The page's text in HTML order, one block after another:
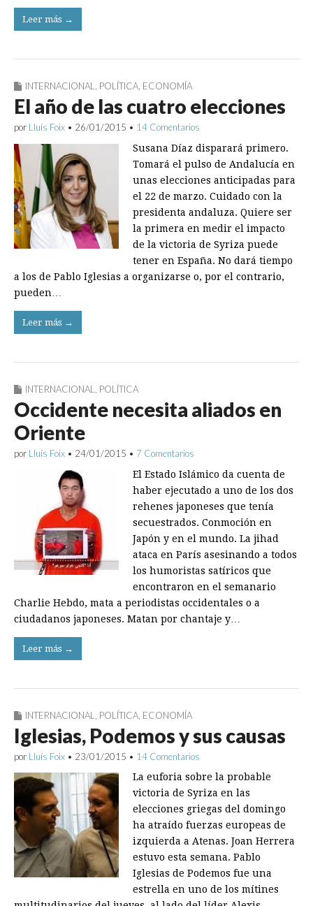
Leer más →
INTERNACIONAL POLÍTICA ECONOMÍA
El año de las cuatro elecciones
por Lluís Foix • 26/01/2015 • 14 Comentarios
Susana Díaz disparará primero.
Tomará el pulso de Andalucía en
unas elecciones anticipadas para
el 22 de marzo. Cuidado con la
presidenta andaluza. Quiere ser
la primera en medir el impacto
de la victoria de Syriza puede
tener en España. No dará tiempo
a los de Pablo Iglesias a organizarse o, por el contrario,
pueden…
Leer más →
INTERNACIONAL POLÍTICA
Occidente necesita aliados en
Oriente
por Lluís Foix • 24/01/2015 • 7 Comentarios
El Estado Islámico da cuenta de
haber ejecutado a uno de los dos
rehenes japoneses que tenía
secuestrados. Conmoción en
Japón y en el mundo. La jihad
ataca en París asesinando a todos
los humoristas satíricos que
encontraron en el semanario
Charlie Hebdo, mata a periodistas occidentales o a
ciudadanos japoneses. Matan por chantaje y…
Leer más →
INTERNACIONAL POLÍTICA ECONOMÍA
Iglesias, Podemos y sus causas
por Lluís Foix • 23/01/2015 • 14 Comentarios
La euforia sobre la probable
victoria de Syriza en las
elecciones griegas del domingo
ha atraído fuerzas europeas de
izquierda a Atenas. Joan Herrera
estuvo esta semana. Pablo
Iglesias de Podemos fue una
estrella en uno de los mítines